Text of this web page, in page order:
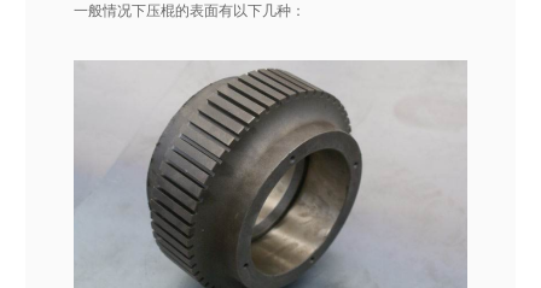
一般情况下压棍的表面有以下几种：